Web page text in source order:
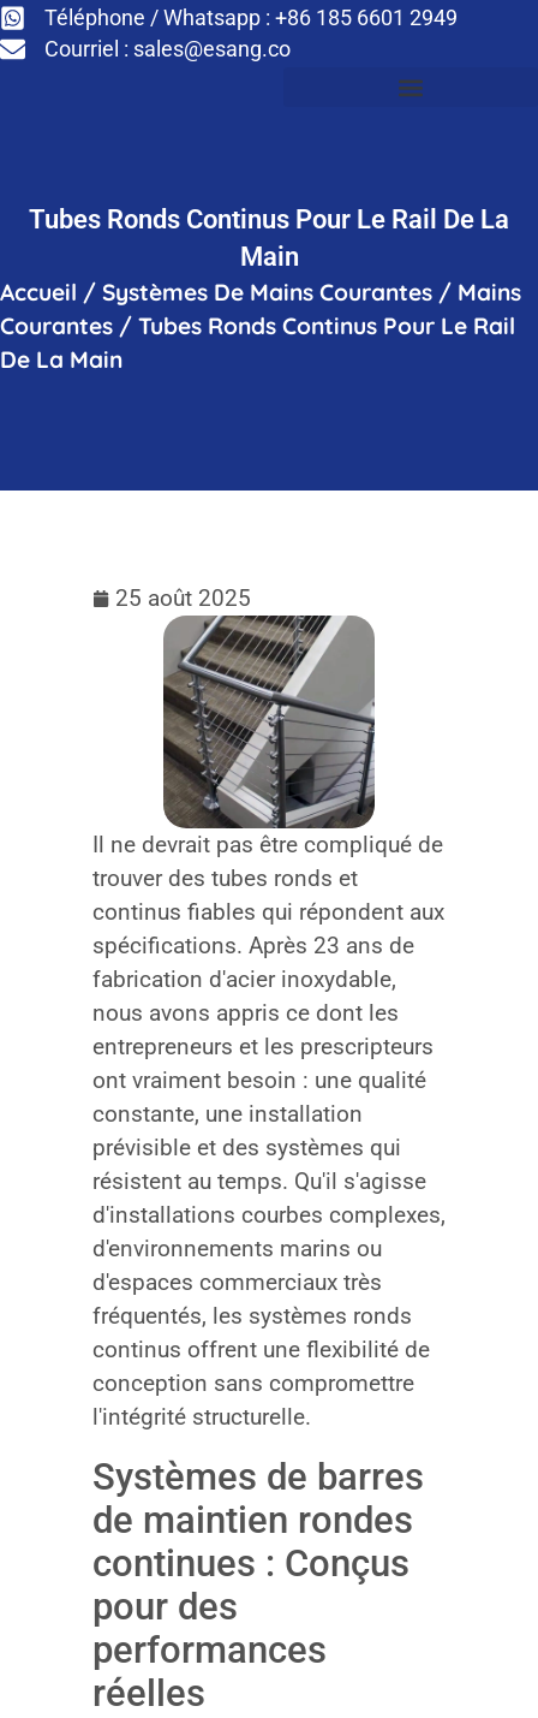
Téléphone / Whatsapp : +86 185 6601 2949
Courriel : sales@esang.co
Tubes Ronds Continus Pour Le Rail De La
Main
Accueil / Systèmes De Mains Courantes / Mains
Courantes / Tubes Ronds Continus Pour Le Rail
De La Main
25 août 2025
Il ne devrait pas être compliqué de
trouver des tubes ronds et
continus fiables qui répondent aux
spécifications. Après 23 ans de
fabrication d'acier inoxydable,
nous avons appris ce dont les
entrepreneurs et les prescripteurs
ont vraiment besoin : une qualité
constante, une installation
prévisible et des systèmes qui
résistent au temps. Qu'il s'agisse
d'installations courbes complexes,
d'environnements marins ou
d'espaces commerciaux très
fréquentés, les systèmes ronds
continus offrent une flexibilité de
conception sans compromettre
l'intégrité structurelle.
Systèmes de barres
de maintien rondes
continues : Conçus
pour des
performances
réelles